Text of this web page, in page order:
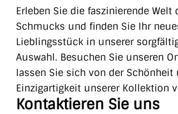
Erleben Sie die faszinierende Welt
Schmucks und finden Sie Ihr
Lieblingsstück in unserer
Auswahl. Besuchen Sie unseren
lassen Sie sich von der Schönheit
Einzigartigkeit unserer Kollektion
Kontaktieren Sie uns